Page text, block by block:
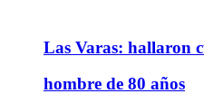
Las Varas: hallaron
hombre de 80 años